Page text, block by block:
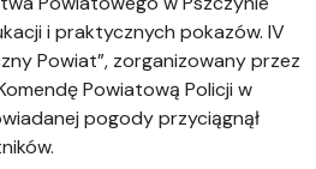
i praktycznych pokazów. IV
Powiat”, zorganizowany przez
Powiatową Policji w
pogody przyciągnął